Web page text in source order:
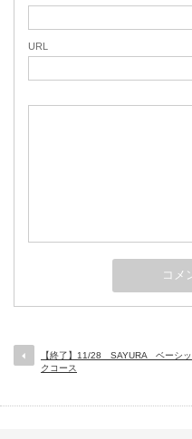
URL
【終了】11/28 SAYURA ベーシッ
クコース